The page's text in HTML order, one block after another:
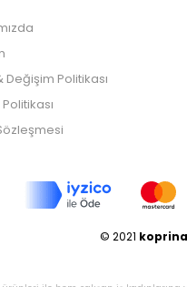
Değişim Politikası
© 2021